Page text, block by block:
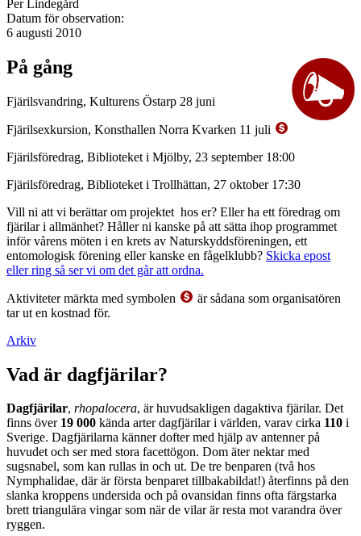
Per Lindegård
Datum för observation:
6 augusti 2010
På gång
Fjärilsvandring, Kulturens Östarp 28 juni
Fjärilsexkursion, Konsthallen Norra Kvarken 11 juli
Fjärilsföredrag, Biblioteket i Mjölby, 23 september 18:00
Fjärilsföredrag, Biblioteket i Trollhättan, 27 oktober 17:30
Vill ni att vi berättar om projektet hos er? Eller ha ett föredrag om
fjärilar i allmänhet? Håller ni kanske på att sätta ihop programmet
inför vårens möten i en krets av Naturskyddsföreningen, ett
entomologisk förening eller kanske en fågelklubb? Skicka epost
eller ring så ser vi om det går att ordna.
Aktiviteter märkta med symbolen
är sådana som organisatören
tar ut en kostnad för.
Arkiv
Vad är dagfjärilar?
Dagfjärilar, rhopalocera, är huvudsakligen dagaktiva fjärilar. Det
finns över 19 000 kända arter dagfjärilar i världen, varav cirka 110 i
Sverige. Dagfjärilarna känner dofter med hjälp av antenner på
huvudet och ser med stora facettögon. Dom äter nektar med
sugsnabel, som kan rullas in och ut. De tre benparen (två hos
Nymphalidae, där är första benparet tillbakabildat!) återfinns på den
slanka kroppens undersida och på ovansidan finns ofta färgstarka
brett triangulära vingar som när de vilar är resta mot varandra över
ryggen.